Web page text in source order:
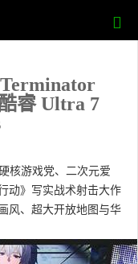
睿 Ultra 7
核游戏党、二次元爱
动》写实战术射击大作
风、超大开放地图与华